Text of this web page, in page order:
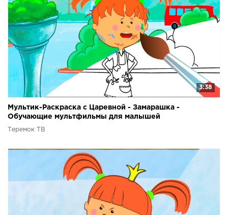
3:38
Мультик-Раскраска с Царевной - Замарашка -
Обучающие мультфильмы для малышей
Теремок ТВ